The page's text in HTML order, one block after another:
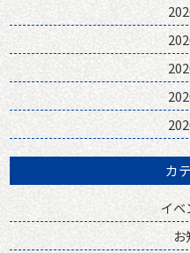
カ
イベ